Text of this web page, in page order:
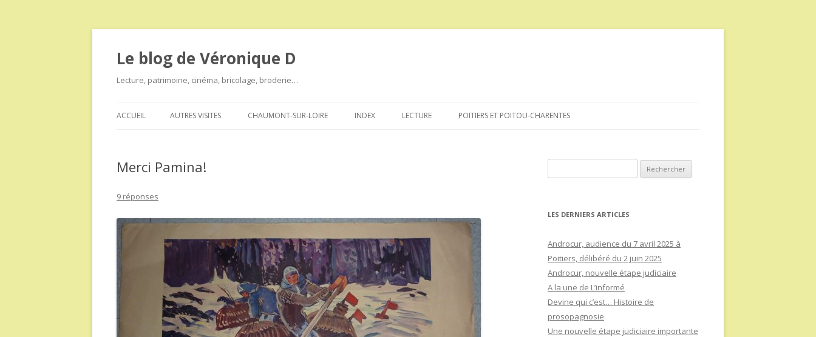
Le blog de Véronique D
Lecture, patrimoine, cinéma, bricolage, broderie…
au
ACCUEIL AUTRES VISITES CHAUMONT-SUR-LOIRE INDEX LECTURE POITIERS ET POITOU-CHARENTES
Merci Pamina!
9 réponses
LES DERNIERS ARTICLES
Androcur, audience du 7 avril 2025 à
Poitiers, délibéré du 2 juin 2025
Androcur, nouvelle étape judiciaire
A la une de L’informé
Devine qui c’est… Histoire de
prosopagnosie
Une nouvelle étape judiciaire importante